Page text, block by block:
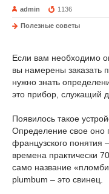
admin 1136
Полезные советы
Если вам необходимо
вы намерены заказать
нужно знать
это прибор, служащий
Появилось такое
Определение свое оно
французского понятия
времена практически
само название
plumbum – это свинец.